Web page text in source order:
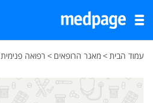
עמוד הבית>מאגר הרופאים > רפואה פנימית